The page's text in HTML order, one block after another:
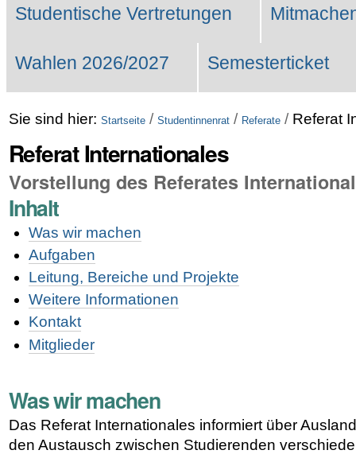
Studentische Vertretungen
Wahlen 2026/2027 Semesterticket
Sie sind hier: Startseite / Studentinnenrat / Referate / Referat
Referat Internationales
Vorstellung des Referates
Inhalt
Was wir machen
Aufgaben
Leitung, Bereiche und Projekte
Weitere Informationen
Kontakt
Mitglieder
Was wir machen
Das Referat Internationales informiert über
den Austausch zwischen Studierenden